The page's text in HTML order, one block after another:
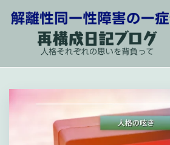
に
ス
解
性
同
日
記